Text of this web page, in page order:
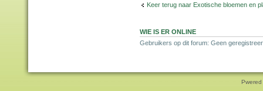
Keer terug naar Exotische bloemen en
WIE IS ER ONLINE
Gebruikers op dit forum: Geen